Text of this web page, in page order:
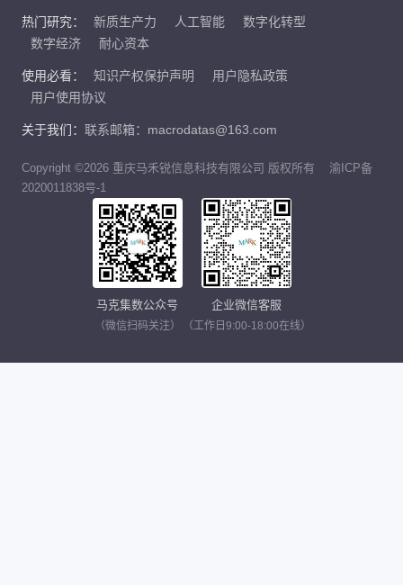
热门研究： 新质生产力 人工智能
数字化转型
数字经济
耐心资本
使用必看： 知识产权保护声明
用户隐私政策
用户使用协议
关于我们： 联系邮箱：macrodatas@163.com
Copyright ©2026 重庆马禾锐信息科技有限公司 版权所有
渝ICP备
2020011838号-1
马克集数公众号
（微信扫码关注）
企业微信客服
（工作日9:00-18:00在线）